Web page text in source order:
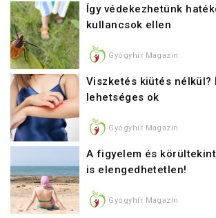
Így védekezhetünk
kullancsok ellen
Gyógyhír Magazin
Viszketés kiütés nélkül?
lehetséges ok
Gyógyhír Magazin
A figyelem és
is elengedhetetlen!
Gyógyhír Magazin